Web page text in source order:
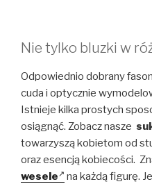
Nie tylko bluzki w
Odpowiednio dobrany
cuda i optycznie
Istnieje kilka prostych
osiągnąć. Zobacz nasze
towarzyszą kobietom od
oraz esencją kobiecości.
wesele
na każdą figurę.